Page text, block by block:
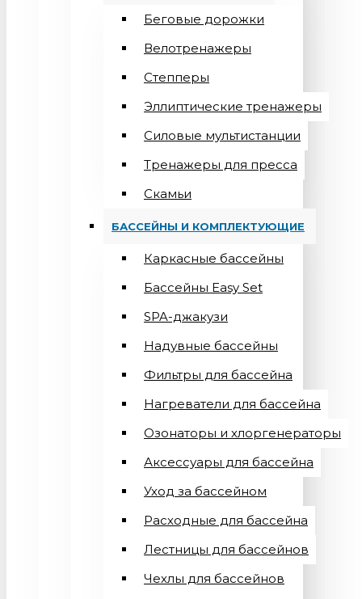
Беговые дорожки
Велотренажеры
Степперы
Эллиптические тренажеры
Силовые мультистанции
Тренажеры для пресса
Скамьи
БАССЕЙНЫ И КОМПЛЕКТУЮЩИЕ
Каркасные бассейны
Бассейны Easy Set
SPA-джакузи
Надувные бассейны
Фильтры для бассейна
Нагреватели для бассейна
Озонаторы и хлоргенераторы
Аксессуары для бассейна
Уход за бассейном
Расходные для бассейна
Лестницы для бассейнов
Чехлы для бассейнов